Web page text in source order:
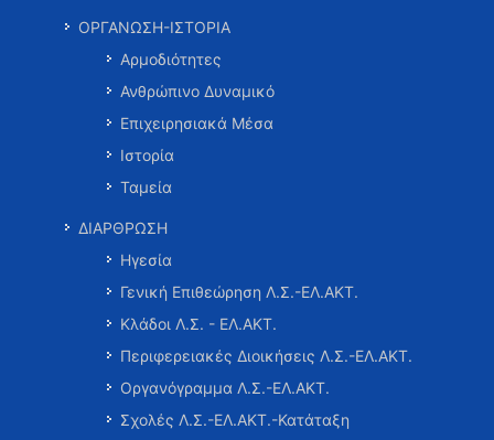
ΟΡΓΑΝΩΣΗ-ΙΣΤΟΡΙΑ
Αρμοδιότητες
Ανθρώπινο Δυναμικό
Επιχειρησιακά Μέσα
Ιστορία
Ταμεία
ΔΙΑΡΘΡΩΣΗ
Ηγεσία
Γενική Επιθεώρηση Λ.Σ.-ΕΛ.ΑΚΤ.
Κλάδοι Λ.Σ. - ΕΛ.ΑΚΤ.
Περιφερειακές Διοικήσεις Λ.Σ.-ΕΛ.ΑΚΤ.
Οργανόγραμμα Λ.Σ.-ΕΛ.ΑΚΤ.
Σχολές Λ.Σ.-ΕΛ.ΑΚΤ.-Κατάταξη